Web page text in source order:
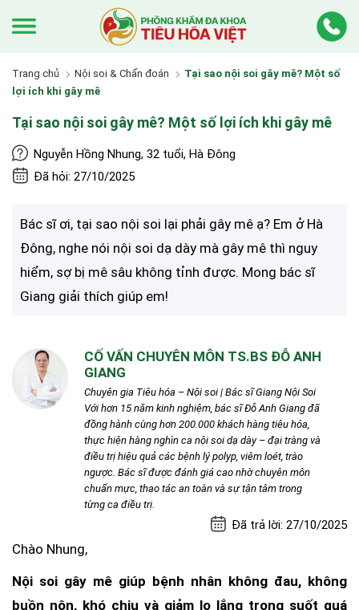
Trang chủ Nội soi & Chẩn đoán
Tại sao nội soi gây mê? Một số
lợi ích khi gây mê
Tại sao nội soi gây mê? Một số lợi ích khi gây mê
Nguyễn Hồng Nhung, 32 tuổi, Hà Đông
Đã hỏi: 27/10/2025
Bác sĩ ơi, tại sao nội soi lại phải gây mê ạ? Em ở Hà
Đông, nghe nói nội soi dạ dày mà gây mê thì nguy
hiểm, sợ bị mê sâu không tỉnh được. Mong bác sĩ
Giang giải thích giúp em!
CỐ VẤN CHUYÊN MÔN TS.BS ĐỖ ANH
GIANG
Chuyên gia Tiêu hóa – Nội soi | Bác sĩ Giang Nội Soi
Với hơn 15 năm kinh nghiệm, bác sĩ Đỗ Anh Giang đã
đồng hành cùng hơn 200.000 khách hàng tiêu hóa,
thực hiện hàng nghìn ca nội soi dạ dày – đại tràng và
điều trị hiệu quả các bệnh lý polyp, viêm loét, trào
ngược. Bác sĩ được đánh giá cao nhờ chuyên môn
chuẩn mực, thao tác an toàn và sự tận tâm trong
từng ca điều trị.
Đã trả lời: 27/10/2025
Chào Nhung,
Nội soi gây mê giúp bệnh nhân không đau, không
buồn nôn, khó chịu và giảm lo lắng trong suốt quá